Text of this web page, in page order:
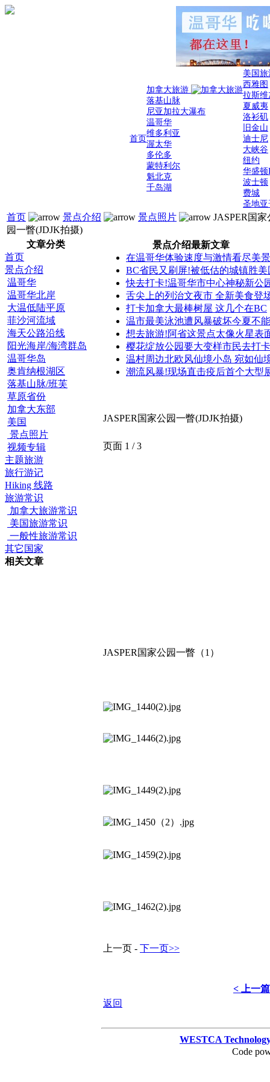
首页
加拿大旅游
落基山脉
尼亚加拉大瀑布
温哥华
维多利亚
渥太华
多伦多
蒙特利尔
魁北克
千岛湖
美国
西雅图
拉斯维
夏威夷
洛衫矶
旧金山
迪士尼
大峡谷
纽约
华盛顿
波士顿
费城
圣地亚
首页 景点介绍 景点照片
JASPER国家
园一瞥(JDJK拍摄)
文章分类
首页
景点介绍
温哥华
温哥华北岸
大温低陆平原
菲沙河流域
海天公路沿线
阳光海岸/海湾群岛
温哥华岛
奥肯纳根湖区
落基山脉/班芙
草原省份
加拿大东部
美国
景点照片
视频专辑
主题旅游
旅行游记
Hiking 线路
旅游常识
加拿大旅游常识
美国旅游常识
一般性旅游常识
其它国家
相关文章
景点介绍最新文章
在温哥华体验速度与激情看尽美景
BC省民又刷屏!被低估的城镇胜美
快去打卡!温哥华市中心神秘新公
舌尖上的列治文夜市 全新美食登
打卡加拿大最棒树屋 这几个在BC
温市最美泳池遭风暴破坏今夏不
想去旅游!阿省这景点太像火星表
樱花绽放公园要大变样市民去打卡
温村周边北欧风仙境小岛 宛如仙
潮流风暴!现场直击疫后首个大型
JASPER国家公园一瞥(JDJK拍摄)
页面 1 / 3
JASPER国家公园一瞥（1）
上一页 - 下一页>>
< 上一篇
返回
WESTCA
Code